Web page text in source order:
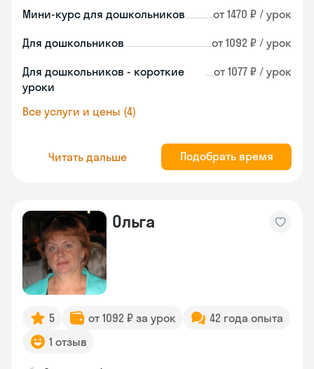
Мини-курс для дошкольников от 1470 ₽ / урок
Для дошкольников от 1092 ₽ / урок
Для дошкольников - короткие
уроки
от 1077 ₽ / урок
Все услуги и цены (4)
Читать дальше Подобрать время
Ольга
5 от 1092 ₽ за урок
42 года опыта
1 отзыв